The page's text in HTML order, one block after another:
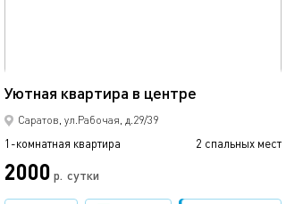
Уютная квартира в центре
Саратов, ул.Рабочая, д.29/39
1-комнатная квартира 2 спальных мест
2000 р. сутки